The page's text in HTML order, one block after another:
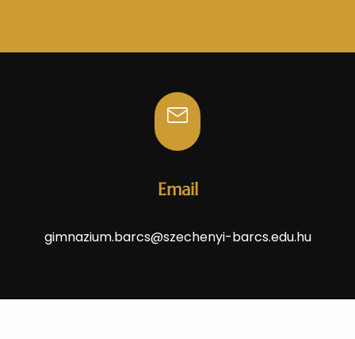
Email
gimnazium.barcs@szechenyi-barcs.edu.hu